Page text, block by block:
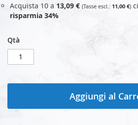
Acquista 10 a 13,09 € 11,00 €
risparmia 34%
Qtà
Aggiungi al